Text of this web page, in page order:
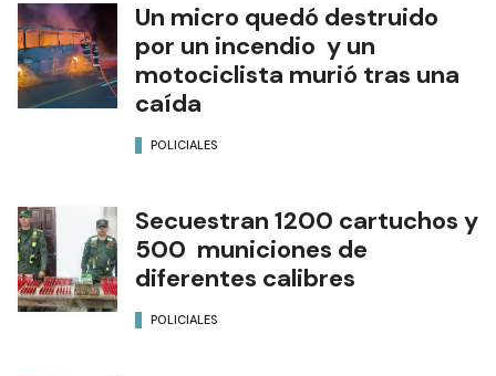
Un micro quedó destruido
por un incendio y un
motociclista murió tras una
caída
POLICIALES
Secuestran 1200 cartuchos y
500 municiones de
diferentes calibres
POLICIALES